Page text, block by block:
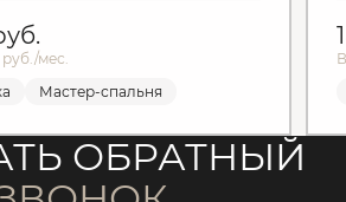
руб./мес.
Мастер-спальня
ОБРАТНЫЙ